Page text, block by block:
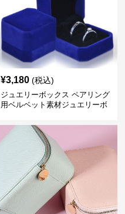
¥3,180 (税込)
ジュエリーボックス ペアリング
用ベルベット素材ジュエリーボ